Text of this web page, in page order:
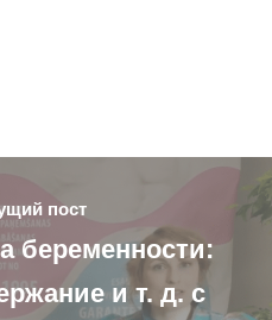
пост
беременности:
и т. д. с